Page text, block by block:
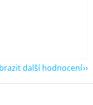
z 5 hvězdiček.
další hodnocení